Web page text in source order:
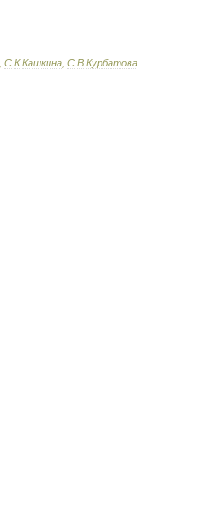
С К.Кашкина С В Курбатова